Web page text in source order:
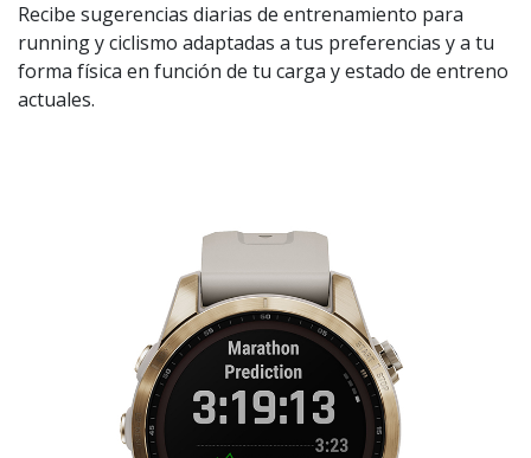
Recibe sugerencias diarias de entrenamiento para
running y ciclismo adaptadas a tus preferencias y a tu
forma física en función de tu carga y estado de entreno
actuales.